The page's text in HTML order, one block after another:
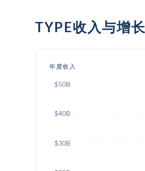
TYPE收入与增长
年度收入
$30B
$40B
$50B